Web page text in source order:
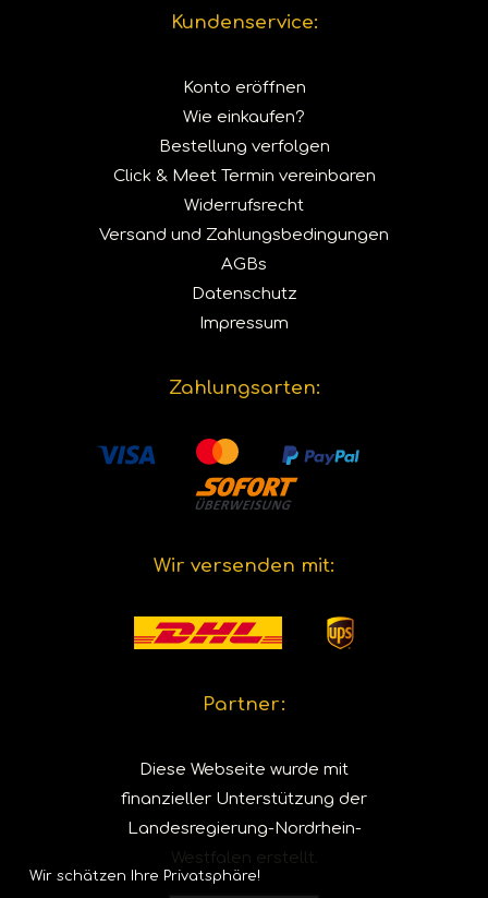
Kundenservice:
Konto eröffnen
Wie einkaufen?
Bestellung verfolgen
Click & Meet Termin vereinbaren
Widerrufsrecht
Versand und Zahlungsbedingungen
AGBs
Datenschutz
Impressum
Zahlungsarten:
Wir versenden mit:
Partner:
Diese Webseite wurde mit
finanzieller Unterstützung der
Landesregierung-Nordrhein-
Westfalen erstellt.
Wir schätzen Ihre Privatsphäre!